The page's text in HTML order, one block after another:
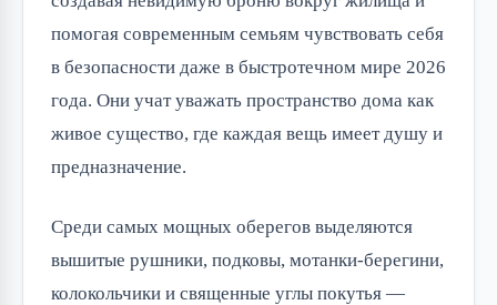
помогая современным семьям чувствовать себя
в безопасности даже в быстротечном мире 2026
года. Они учат уважать пространство дома как
живое существо, где каждая вещь имеет душу и
предназначение.
Среди самых мощных оберегов выделяются
вышитые рушники, подковы, мотанки-берегини,
колокольчики и священные углы покутья —